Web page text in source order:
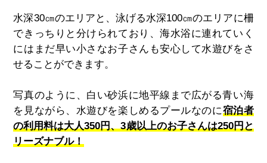
水深30㎝のエリアと、泳げる水深100㎝のエリアに柵
できっちりと分けられており、海水浴に連れていく
にはまだ早い小さなお子さんも安心して水遊びをさ
せることができます。
写真のように、白い砂浜に地平線まで広がる青い海
を見ながら、水遊びを楽しめるプールなのに宿泊者
の利用料は大人350円、3歳以上のお子さんは250円と
リーズナブル！